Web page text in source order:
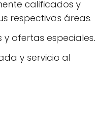
calificados y
respectivas áreas.
y ofertas especiales.
y servicio al